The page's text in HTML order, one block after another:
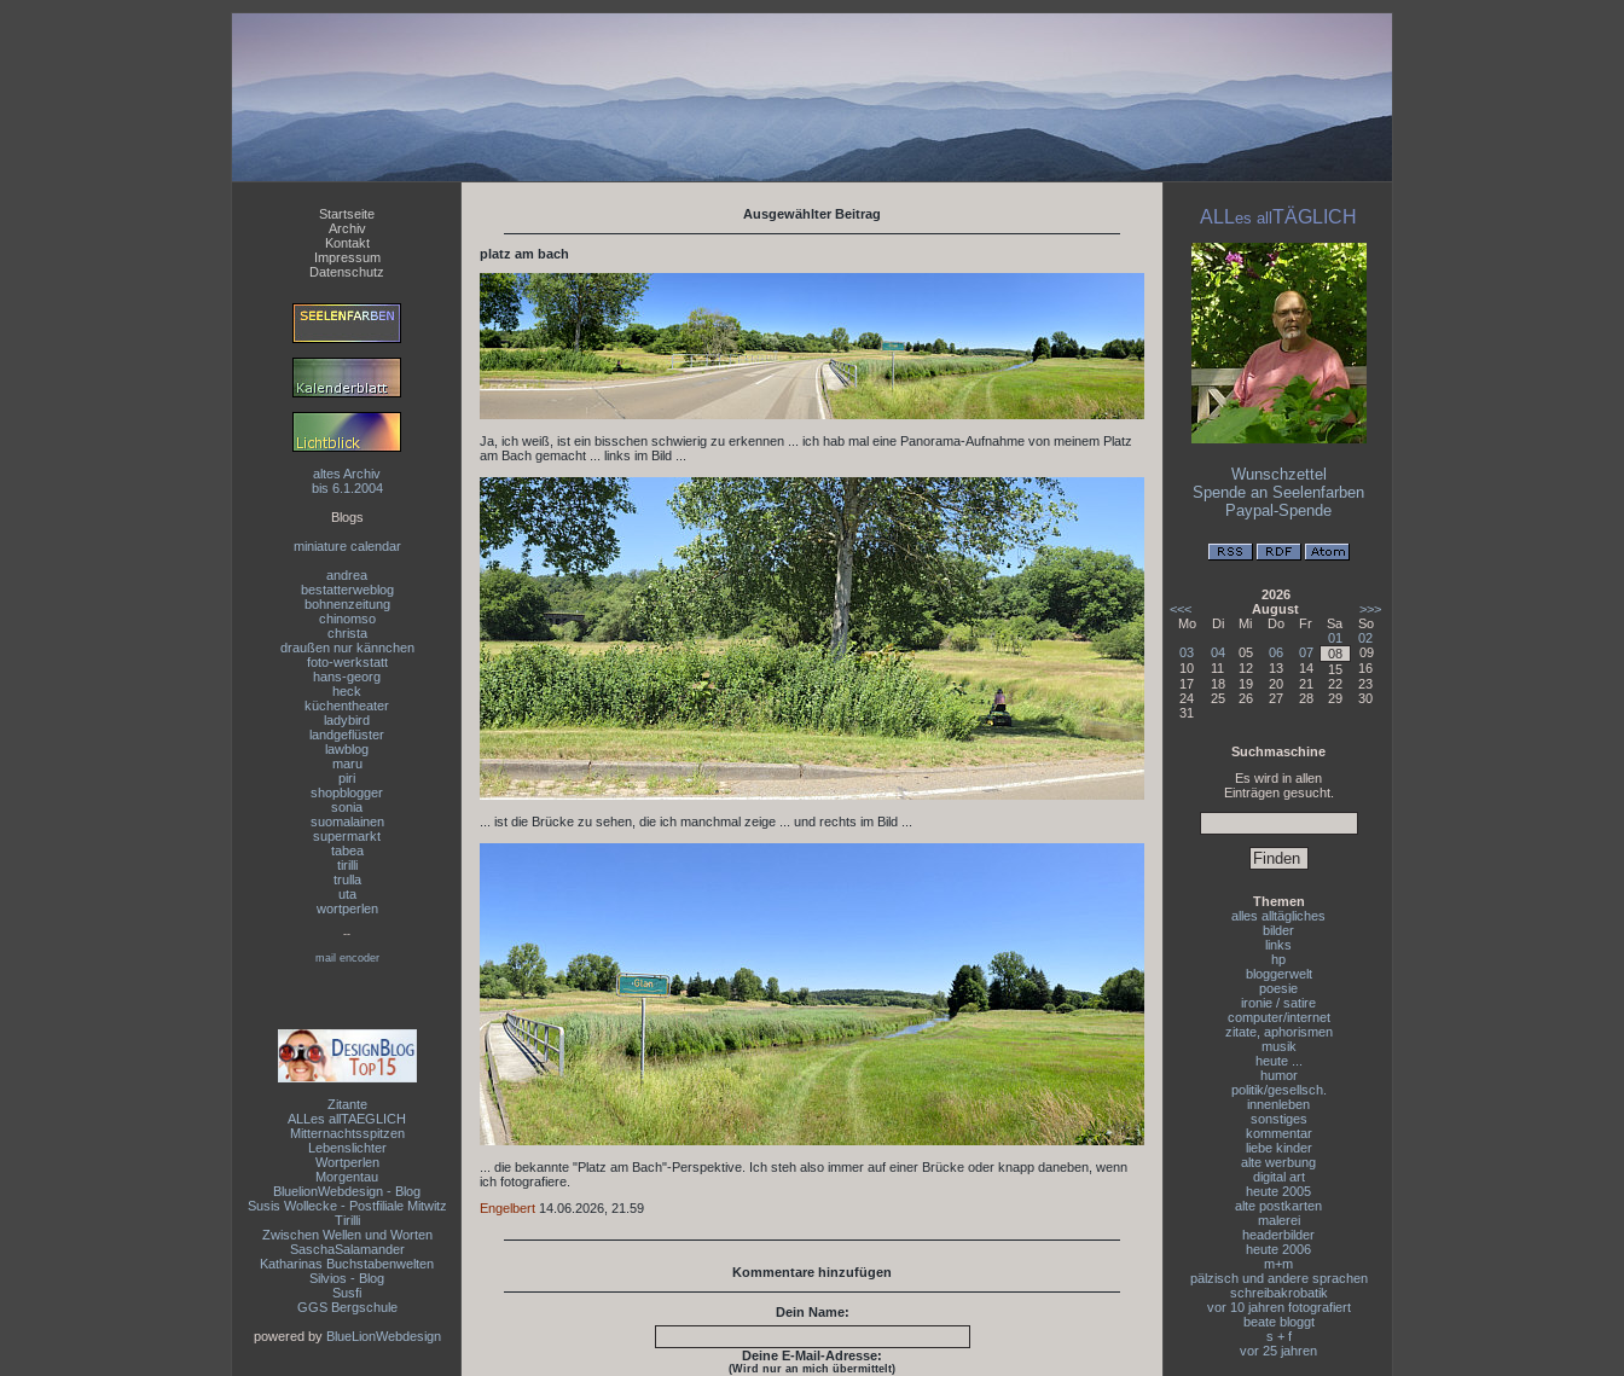
Startseite
Archiv
Kontakt
Impressum
Datenschutz
altes Archiv
bis 6.1.2004
Blogs
miniature calendar
andrea
bestatterweblog
bohnenzeitung
chinomso
christa
draußen nur kännchen
foto-werkstatt
hans-georg
heck
küchentheater
ladybird
landgeflüster
lawblog
maru
piri
shopblogger
sonia
suomalainen
supermarkt
tabea
tirilli
trulla
uta
wortperlen
--
mail encoder
Zitante
ALLes allTAEGLICH
Mitternachtsspitzen
Lebenslichter
Wortperlen
Morgentau
BluelionWebdesign - Blog
Susis Wollecke - Postfiliale Mitwitz
Tirilli
Zwischen Wellen und Worten
SaschaSalamander
Katharinas Buchstabenwelten
Silvios - Blog
Susfi
GGS Bergschule
powered by BlueLionWebdesign
Ausgewählter Beitrag
platz am bach
Ja, ich weiß, ist ein bisschen schwierig zu erkennen ... ich hab mal eine Panorama-Aufnahme von meinem Platz
am Bach gemacht ... links im Bild ...
... ist die Brücke zu sehen, die ich manchmal zeige ... und rechts im Bild ...
... die bekannte "Platz am Bach"-Perspektive. Ich steh also immer auf einer Brücke oder knapp daneben, wenn
ich fotografiere.
Engelbert 14.06.2026, 21.59
Kommentare hinzufügen
Dein Name:
Deine E-Mail-Adresse:
(Wird nur an mich übermittelt)
ALLes all TÄGLICH
Wunschzettel
Spende an Seelenfarben
Paypal-Spende
2026
<<<
August
>>>
Mo
Di Mi Do Fr Sa
So
01
02
03
04 05 06 07 08
09
10
11 12 13 14 15
16
17
18 19 20 21 22
23
24
25 26 27 28 29
30
31
Suchmaschine
Es wird in allen
Einträgen gesucht.
Themen
alles alltägliches
bilder
links
hp
bloggerwelt
poesie
ironie / satire
computer/internet
zitate, aphorismen
musik
heute ...
humor
politik/gesellsch.
innenleben
sonstiges
kommentar
liebe kinder
alte werbung
digital art
heute 2005
alte postkarten
malerei
headerbilder
heute 2006
m+m
pälzisch und andere sprachen
schreibakrobatik
vor 10 jahren fotografiert
beate bloggt
s + f
vor 25 jahren